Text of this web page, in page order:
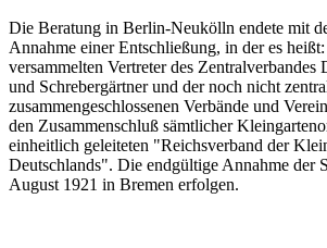
Die Beratung in Berlin-Neukölln endete mit
Annahme einer Entschließung, in der es
versammelten Vertreter des Zentralverbandes
und Schrebergärtner und der noch nicht
zusammengeschlossenen Verbände und
den Zusammenschluß sämtlicher
einheitlich geleiteten "Reichsverband der
Deutschlands". Die endgültige Annahme der
August 1921 in Bremen erfolgen.